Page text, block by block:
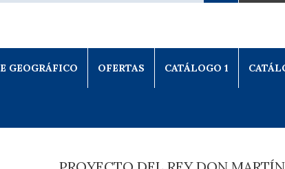
GEOGRÁFICO OFERTAS CATÁLOGO 1